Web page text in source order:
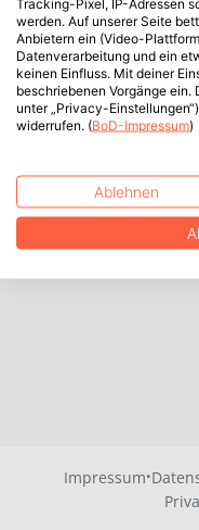
Impressum·
Tracking-Pixel, IP-Adressen
werden. Auf unserer Seite
Anbietern ein (Video-
Datenverarbeitung und ein
keinen Einfluss. Mit deiner
beschriebenen Vorgänge ein.
unter „Privacy-
widerrufen. (BoD-Impressum)
Ablehnen